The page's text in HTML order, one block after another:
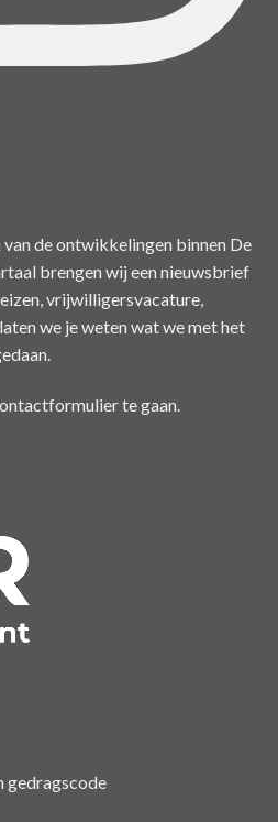
de ontwikkelingen binnen De
brengen wij een nieuwsbrief
vrijwilligersvacature,
we je weten wat we met het
te gaan.
gedragscode